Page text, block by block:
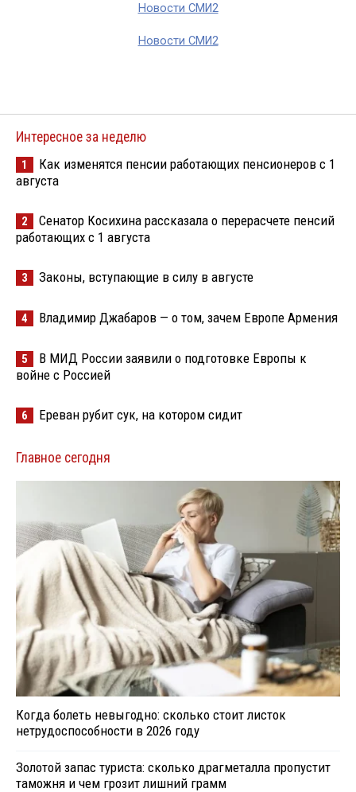
Новости СМИ2
Новости СМИ2
Интересное за неделю
1
Как изменятся пенсии работающих пенсионеров с 1
августа
2
Сенатор Косихина рассказала о перерасчете пенсий
работающих с 1 августа
3 Законы, вступающие в силу в августе
4 Владимир Джабаров — о том, зачем Европе Армения
5
В МИД России заявили о подготовке Европы к
войне с Россией
6 Ереван рубит сук, на котором сидит
Главное сегодня
Когда болеть невыгодно: сколько стоит листок
нетрудоспособности в 2026 году
Золотой запас туриста: сколько драгметалла пропустит
таможня и чем грозит лишний грамм